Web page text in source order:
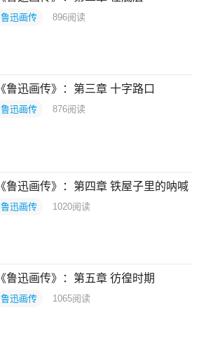
鲁迅画传 896阅读
《鲁迅画传》：第三章 十字路口
鲁迅画传 876阅读
《鲁迅画传》：第四章 铁屋子里的呐喊
鲁迅画传 1020阅读
《鲁迅画传》：第五章 彷徨时期
鲁迅画传 1065阅读